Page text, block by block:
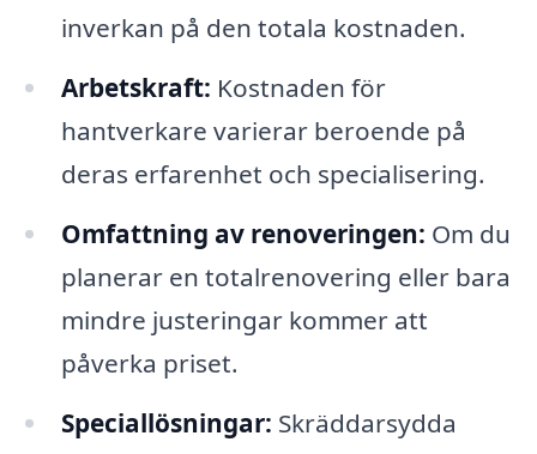
inverkan på den totala kostnaden.
Arbetskraft: Kostnaden för
hantverkare varierar beroende på
deras erfarenhet och specialisering.
Omfattning av renoveringen: Om du
planerar en totalrenovering eller bara
mindre justeringar kommer att
påverka priset.
Speciallösningar: Skräddarsydda